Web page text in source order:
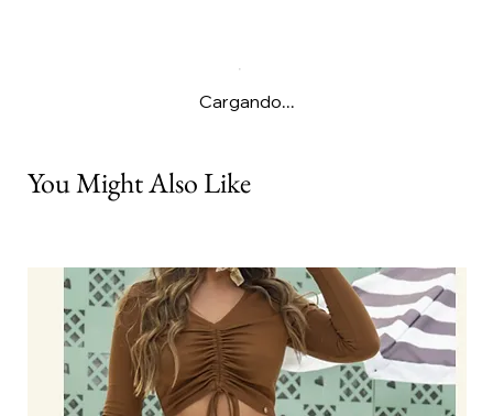
Cargando...
You Might Also Like